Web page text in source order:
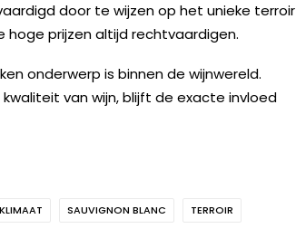
door te wijzen op het unieke terroir
hoge prijzen altijd rechtvaardigen.
onderwerp is binnen de wijnwereld.
van wijn, blijft de exacte invloed
SAUVIGNON BLANC TERROIR